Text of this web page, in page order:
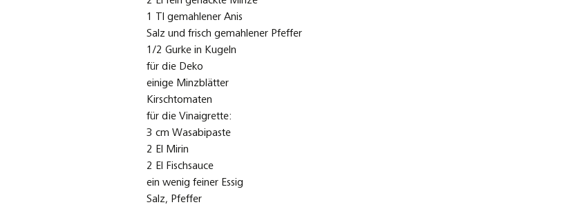
1 Tl gemahlener Anis
Salz und frisch gemahlener Pfeffer
1/2 Gurke in Kugeln
für die Deko
einige Minzblätter
Kirschtomaten
für die Vinaigrette:
3 cm Wasabipaste
2 El Mirin
2 El Fischsauce
ein wenig feiner Essig
Salz, Pfeffer